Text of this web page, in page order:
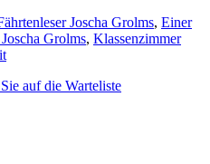
Joscha Grolms, Einer
Grolms, Klassenzimmer
auf die Warteliste